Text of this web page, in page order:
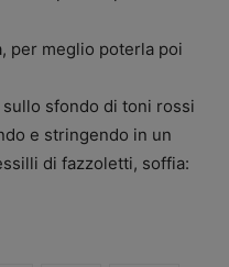
per meglio poterla poi
sfondo di toni rossi
e stringendo in un
di fazzoletti, soffia: